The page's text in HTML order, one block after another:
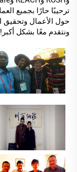
ترحيبًا حارًا بجميع
حول الأعمال
ونتقدم معًا بشكل أكبر!